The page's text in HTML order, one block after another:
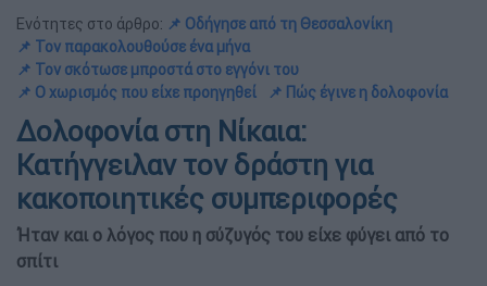
Ενότητες στο άρθρο: 📌 Οδήγησε από τη Θεσσαλονίκη
📌 Τον παρακολουθούσε ένα μήνα
📌 Τον σκότωσε μπροστά στο εγγόνι του
📌 Ο χωρισμός που είχε προηγηθεί
📌 Πώς έγινε η δολοφονία
Δολοφονία στη Νίκαια:
Κατήγγειλαν τον δράστη για
κακοποιητικές συμπεριφορές
Ήταν και ο λόγος που η σύζυγός του είχε φύγει από το
σπίτι